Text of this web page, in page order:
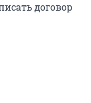
договор